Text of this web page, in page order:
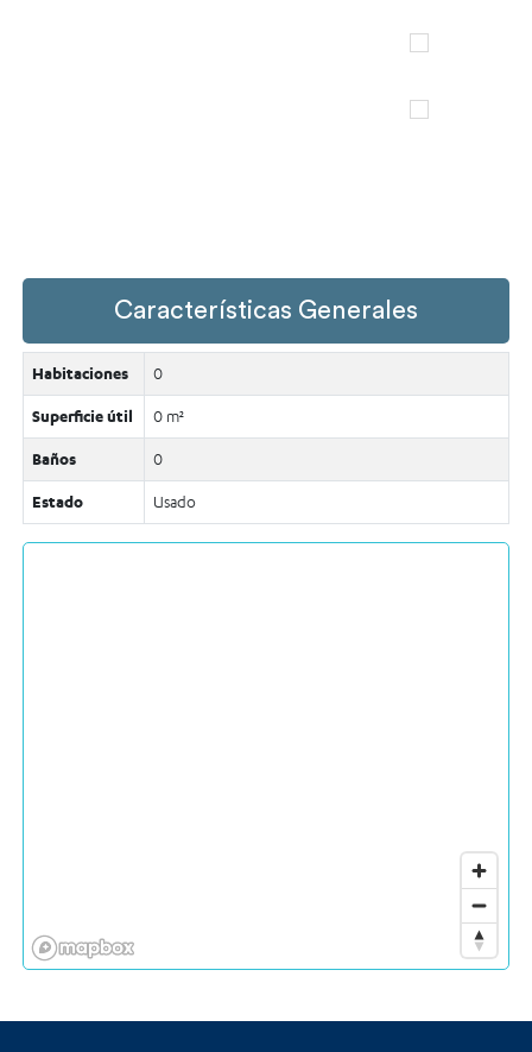
Características Generales
Habitaciones 0
Superficie útil 0 m²
Baños 0
Estado Usado